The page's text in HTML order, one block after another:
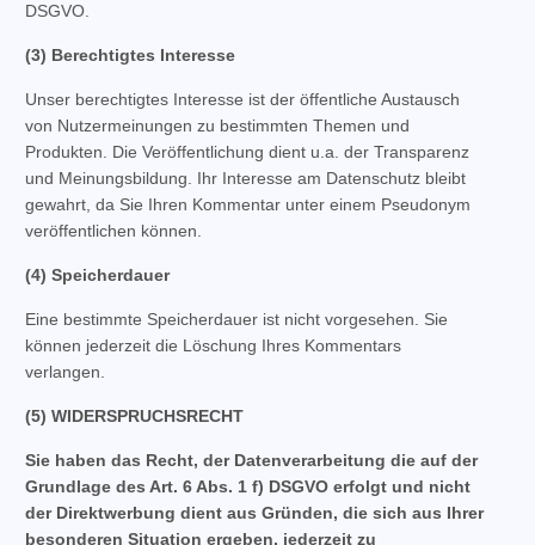
DSGVO.
(3) Berechtigtes Interesse
Unser berechtigtes Interesse ist der öffentliche Austausch
von Nutzermeinungen zu bestimmten Themen und
Produkten. Die Veröffentlichung dient u.a. der Transparenz
und Meinungsbildung. Ihr Interesse am Datenschutz bleibt
gewahrt, da Sie Ihren Kommentar unter einem Pseudonym
veröffentlichen können.
(4) Speicherdauer
Eine bestimmte Speicherdauer ist nicht vorgesehen. Sie
können jederzeit die Löschung Ihres Kommentars
verlangen.
(5) WIDERSPRUCHSRECHT
Sie haben das Recht, der Datenverarbeitung die auf der
Grundlage des Art. 6 Abs. 1 f) DSGVO erfolgt und nicht
der Direktwerbung dient aus Gründen, die sich aus Ihrer
besonderen Situation ergeben, jederzeit zu